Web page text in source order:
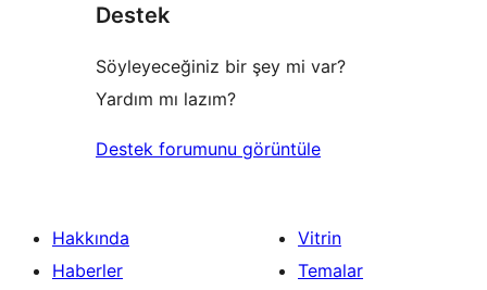
inceleme
Destek
Söyleyeceğiniz bir şey mi var?
Yardım mı lazım?
Destek forumunu görüntüle
Hakkında
Haberler
Vitrin
Temalar